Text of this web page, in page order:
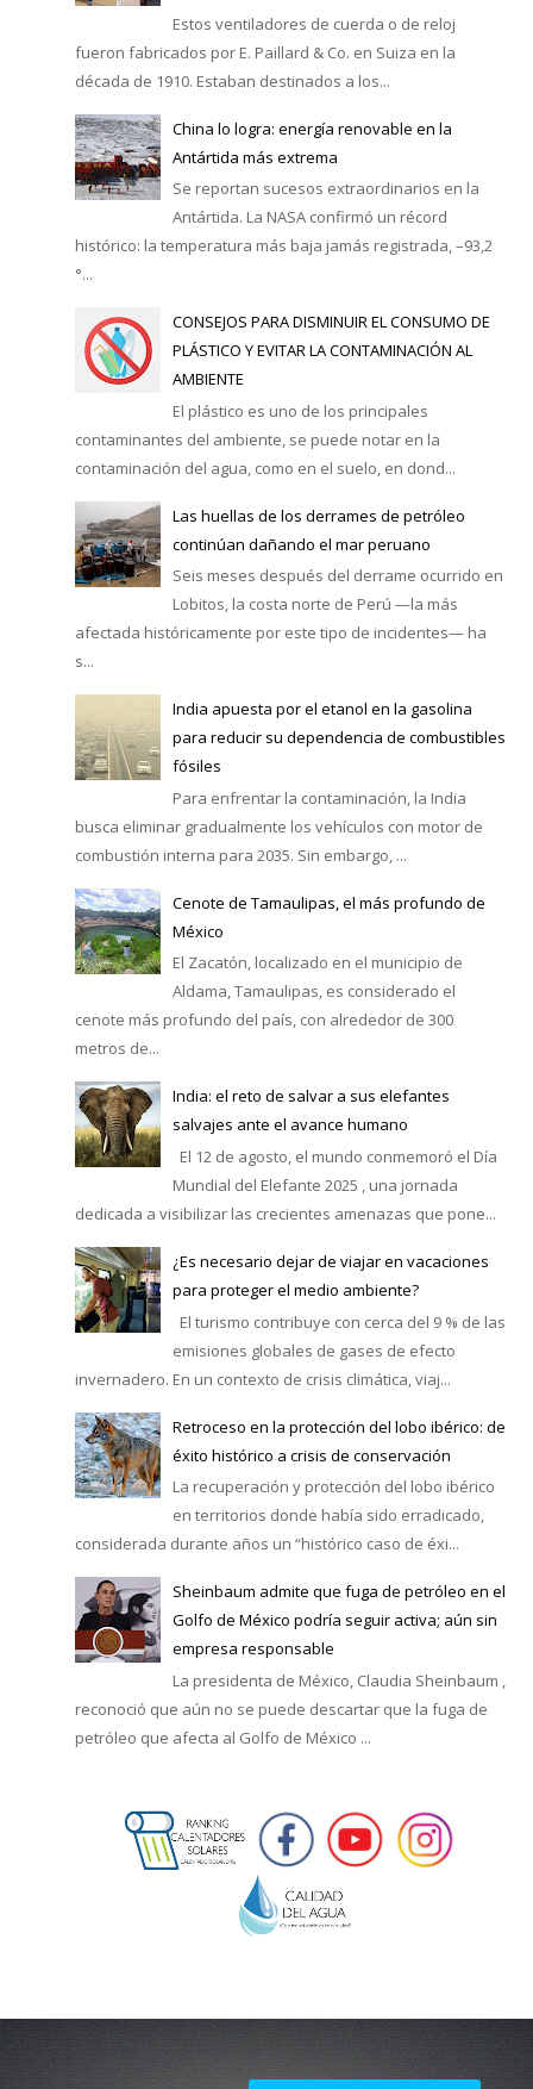
Estos ventiladores de cuerda o de reloj
fueron fabricados por E. Paillard & Co. en Suiza en la
década de 1910. Estaban destinados a los...
China lo logra: energía renovable en la
Antártida más extrema
Se reportan sucesos extraordinarios en la
Antártida. La NASA confirmó un récord
histórico: la temperatura más baja jamás registrada, –93,2
°...
CONSEJOS PARA DISMINUIR EL CONSUMO DE
PLÁSTICO Y EVITAR LA CONTAMINACIÓN AL
AMBIENTE
El plástico es uno de los principales
contaminantes del ambiente, se puede notar en la
contaminación del agua, como en el suelo, en dond...
Las huellas de los derrames de petróleo
continúan dañando el mar peruano
Seis meses después del derrame ocurrido en
Lobitos, la costa norte de Perú —la más
afectada históricamente por este tipo de incidentes— ha
s...
India apuesta por el etanol en la gasolina
para reducir su dependencia de combustibles
fósiles
Para enfrentar la contaminación, la India
busca eliminar gradualmente los vehículos con motor de
combustión interna para 2035. Sin embargo, ...
Cenote de Tamaulipas, el más profundo de
México
El Zacatón, localizado en el municipio de
Aldama, Tamaulipas, es considerado el
cenote más profundo del país, con alrededor de 300
metros de...
India: el reto de salvar a sus elefantes
salvajes ante el avance humano
El 12 de agosto, el mundo conmemoró el Día
Mundial del Elefante 2025 , una jornada
dedicada a visibilizar las crecientes amenazas que pone...
¿Es necesario dejar de viajar en vacaciones
para proteger el medio ambiente?
El turismo contribuye con cerca del 9 % de las
emisiones globales de gases de efecto
invernadero. En un contexto de crisis climática, viaj...
Retroceso en la protección del lobo ibérico: de
éxito histórico a crisis de conservación
La recuperación y protección del lobo ibérico
en territorios donde había sido erradicado,
considerada durante años un “histórico caso de éxi...
Sheinbaum admite que fuga de petróleo en el
Golfo de México podría seguir activa; aún sin
empresa responsable
La presidenta de México, Claudia Sheinbaum ,
reconoció que aún no se puede descartar que la fuga de
petróleo que afecta al Golfo de México ...